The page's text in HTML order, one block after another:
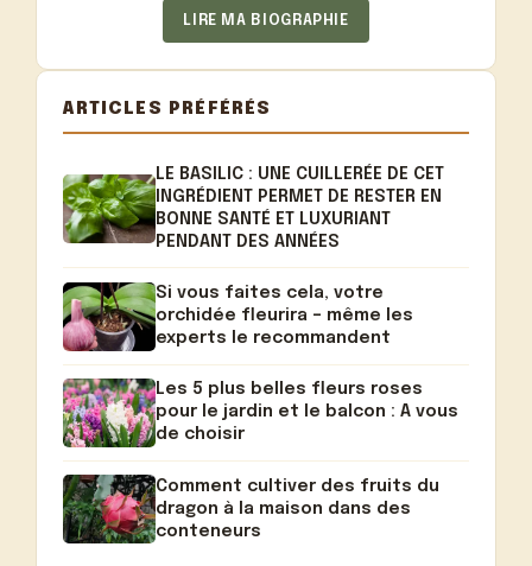
LIRE MA BIOGRAPHIE
ARTICLES PRÉFÉRÉS
LE BASILIC : UNE CUILLERÉE DE CET
INGRÉDIENT PERMET DE RESTER EN
BONNE SANTÉ ET LUXURIANT
PENDANT DES ANNÉES
Si vous faites cela, votre
orchidée fleurira – même les
experts le recommandent
Les 5 plus belles fleurs roses
pour le jardin et le balcon : A vous
de choisir
Comment cultiver des fruits du
dragon à la maison dans des
conteneurs